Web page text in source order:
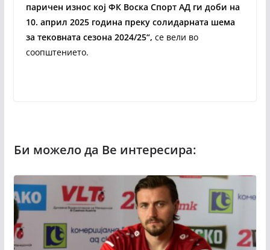
паричен износ кој ФК Воска Спорт АД ги доби на
10. април 2025 година преку солидарната шема
за тековната сезона 2024/25“, се вели во
соопштението.